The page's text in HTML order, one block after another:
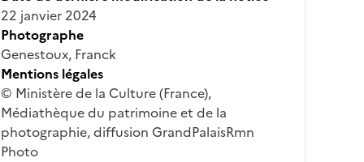
22 janvier 2024
Photographe
Genestoux, Franck
Mentions légales
© Ministère de la Culture (France),
Médiathèque du patrimoine et de la
photographie, diffusion GrandPalaisRmn
Photo